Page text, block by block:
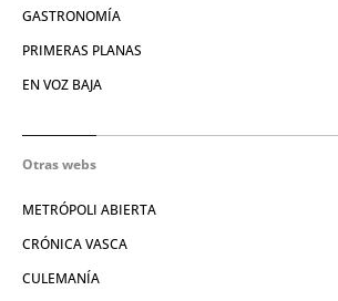
GASTRONOMÍA
PRIMERAS PLANAS
EN VOZ BAJA
Otras webs
METRÓPOLI ABIERTA
CRÓNICA VASCA
CULEMANÍA